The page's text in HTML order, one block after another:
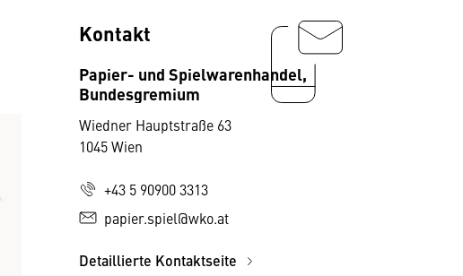
Kontakt
Papier- und Spielwarenhandel,
Bundesgremium
Wiedner Hauptstraße 63
1045 Wien
+43 5 90900 3313
papier.spiel@wko.at
Detaillierte Kontaktseite